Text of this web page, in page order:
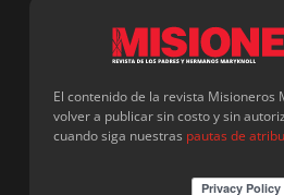
El contenido de la revista Misioneros
volver a publicar sin costo y sin
cuando siga nuestras pautas de